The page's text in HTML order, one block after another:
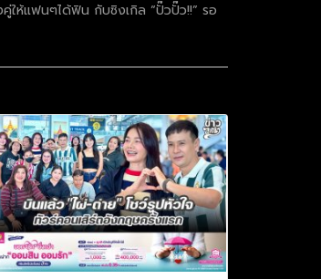
ให้แฟนๆได้ฟิน กับซิงเกิล “ปั๊วปั๊ว!!” รอ